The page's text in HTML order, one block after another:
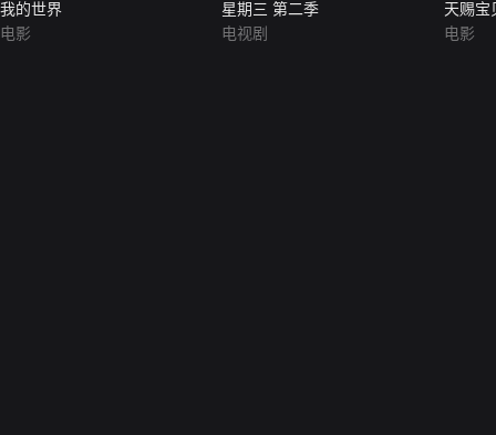
我的世界
电影
星期三 第二季
电视剧
天赐宝
电影